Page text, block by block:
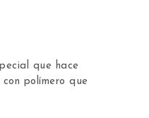
que hace
polímero que